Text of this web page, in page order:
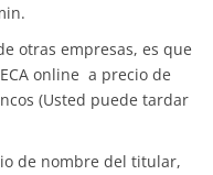
otras empresas, es que
online a precio de
(Usted puede tardar
de nombre del titular,